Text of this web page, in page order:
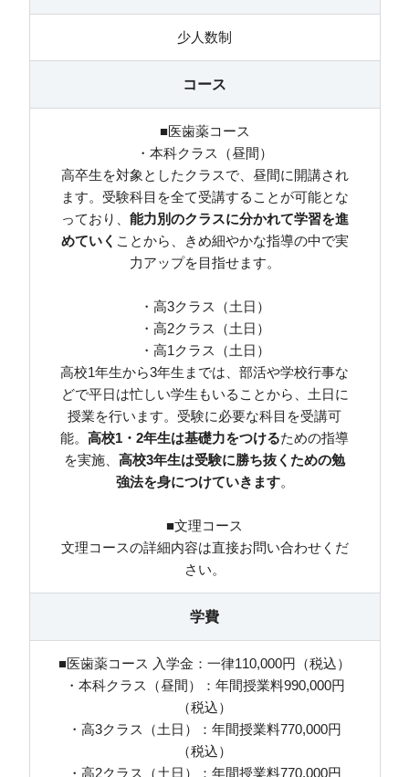
少人数制
コース
■医歯薬コース
・本科クラス（昼間）
高卒生を対象としたクラスで、昼間に開講され
ます。受験科目を全て受講することが可能とな
っており、 能力別のクラスに分かれて学習を進
めていく ことから、きめ細やかな指導の中で実
力アップを目指せます。
・高3クラス（土日）
・高2クラス（土日）
・高1クラス（土日）
高校1年生から3年生までは、部活や学校行事な
どで平日は忙しい学生もいることから、土日に
授業を行います。受験に必要な科目を受講可
能。 高校1・2年生は基礎力をつけるための指導
を実施、 高校3年生は受験に勝ち抜くための勉
強法を身につけていきます。
■文理コース
文理コースの詳細内容は直接お問い合わせくだ
さい。
学費
■医歯薬コース 入学金：一律110,000円（税込）
・本科クラス（昼間）：年間授業料990,000円
（税込）
・高3クラス（土日）：年間授業料770,000円
（税込）
・高2クラス（土日）：年間授業料770,000円